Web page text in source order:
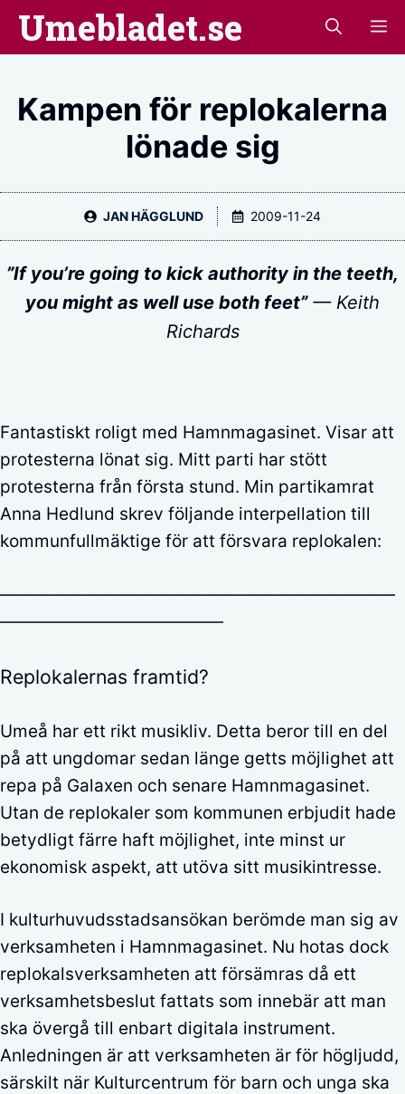
Hoppa
Umebladet.se
Kampen för replokalerna
lönade sig
JAN HÄGGLUND 2009-11-24
”If you’re going to kick authority in the teeth,
you might as well use both feet”— Keith
Richards
Fantastiskt roligt med Hamnmagasinet. Visar att
protesterna lönat sig. Mitt parti har stött
protesterna från första stund. Min partikamrat
Anna Hedlund skrev följande interpellation till
kommunfullmäktige för att försvara replokalen:
———————————————————————
—————————————
Replokalernas framtid?
Umeå har ett rikt musikliv. Detta beror till en del
på att ungdomar sedan länge getts möjlighet att
repa på Galaxen och senare Hamnmagasinet.
Utan de replokaler som kommunen erbjudit hade
betydligt färre haft möjlighet, inte minst ur
ekonomisk aspekt, att utöva sitt musikintresse.
I kulturhuvudsstadsansökan berömde man sig av
verksamheten i Hamnmagasinet. Nu hotas dock
replokalsverksamheten att försämras då ett
verksamhetsbeslut fattats som innebär att man
ska övergå till enbart digitala instrument.
Anledningen är att verksamheten är för högljudd,
särskilt när Kulturcentrum för barn och unga ska